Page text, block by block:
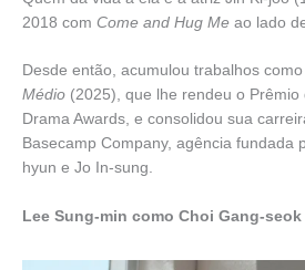
2018 com Come and Hug Me ao lado
Desde então, acumulou trabalhos como
Médio (2025), que lhe rendeu o Prêmio
Drama Awards, e consolidou sua
Basecamp Company, agência fundada
hyun e Jo In-sung.
Lee Sung-min como Choi Gang-seok